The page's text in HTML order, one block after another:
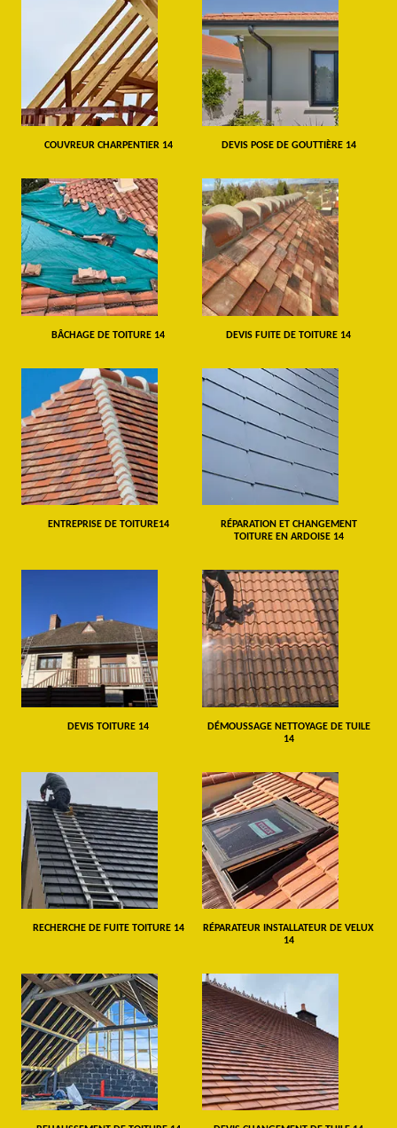
COUVREUR CHARPENTIER 14 DEVIS POSE DE GOUTTIÈRE 14
BÂCHAGE DE TOITURE 14 DEVIS FUITE DE TOITURE 14
ENTREPRISE DE TOITURE14
RÉPARATION ET CHANGEMENT
TOITURE EN ARDOISE 14
DEVIS TOITURE 14
DÉMOUSSAGE NETTOYAGE DE TUILE
14
RECHERCHE DE FUITE TOITURE 14
RÉPARATEUR INSTALLATEUR DE VELUX
14